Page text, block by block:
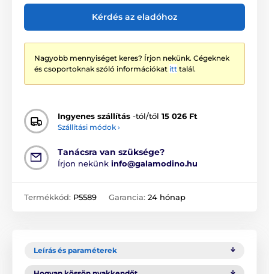
Kérdés az eladóhoz
Nagyobb mennyiséget keres? Írjon nekünk. Cégeknek
és csoportoknak szóló információkat itt talál.
Ingyenes szállítás -tól/től 15 026 Ft
Szállítási módok ›
Tanácsra van szüksége?
Írjon nekünk info@galamodino.hu
Termékkód: P5589 Garancia: 24 hónap
Leírás és paraméterek